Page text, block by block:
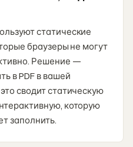
статические
браузеры не могут
Решение —
в PDF в вашей
сводит статическую
которую
заполнить.